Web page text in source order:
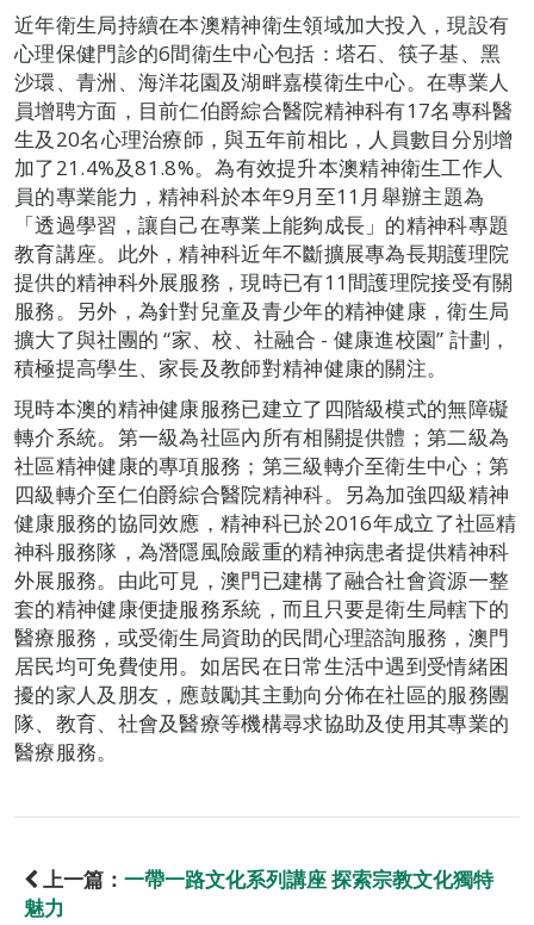
近年衛生局持續在本澳精神衛生領域加大投入，現設有
心理保健門診的6間衛生中心包括：塔石、筷子基、黑
沙環、青洲、海洋花園及湖畔嘉模衛生中心。在專業人
員增聘方面，目前仁伯爵綜合醫院精神科有17名專科醫
生及20名心理治療師，與五年前相比，人員數目分別增
加了21.4%及81.8%。為有效提升本澳精神衛生工作人
員的專業能力，精神科於本年9月至11月舉辦主題為
「透過學習，讓自己在專業上能夠成長」的精神科專題
教育講座。此外，精神科近年不斷擴展專為長期護理院
提供的精神科外展服務，現時已有11間護理院接受有關
服務。另外，為針對兒童及青少年的精神健康，衛生局
擴大了與社團的 “家、校、社融合 - 健康進校園” 計劃，
積極提高學生、家長及教師對精神健康的關注。
現時本澳的精神健康服務已建立了四階級模式的無障礙
轉介系統。第一級為社區內所有相關提供體；第二級為
社區精神健康的專項服務；第三級轉介至衛生中心；第
四級轉介至仁伯爵綜合醫院精神科。另為加強四級精神
健康服務的協同效應，精神科已於2016年成立了社區精
神科服務隊，為潛隱風險嚴重的精神病患者提供精神科
外展服務。由此可見，澳門已建構了融合社會資源一整
套的精神健康便捷服務系統，而且只要是衛生局轄下的
醫療服務，或受衛生局資助的民間心理諮詢服務，澳門
居民均可免費使用。如居民在日常生活中遇到受情緒困
擾的家人及朋友，應鼓勵其主動向分佈在社區的服務團
隊、教育、社會及醫療等機構尋求協助及使用其專業的
醫療服務。
上一篇： 一帶一路文化系列講座 探索宗教文化獨特
魅力